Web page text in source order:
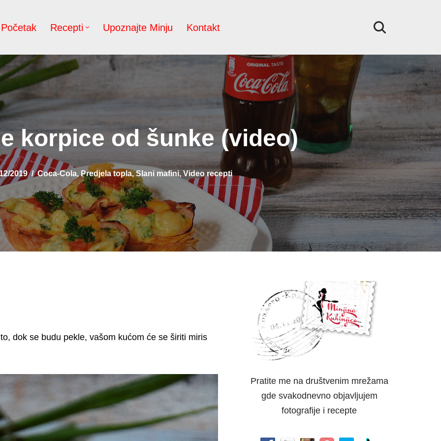
Početak Recepti Upoznajte Minju Kontakt
korpice od šunke (video)
2019 Coca-Cola,Predjela topla,Slani mafini, Video recepti
dok se budu pekle, vašom kućom će se širiti miris
Pratite me na društvenim mrežama
gde svakodnevno objavljujem
fotografije i recepte